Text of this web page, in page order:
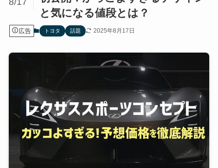
と気になる値段とは？
広告 トヨタ 話題 2025年8月17日